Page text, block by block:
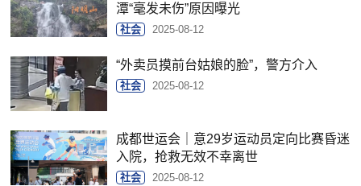
潭“毫发未伤”原因曝光
社会 2025-08-12
“外卖员摸前台姑娘的脸”，警方介入
社会 2025-08-12
成都世运会｜意29岁运动员定向比赛昏迷
入院，抢救无效不幸离世
社会 2025-08-12